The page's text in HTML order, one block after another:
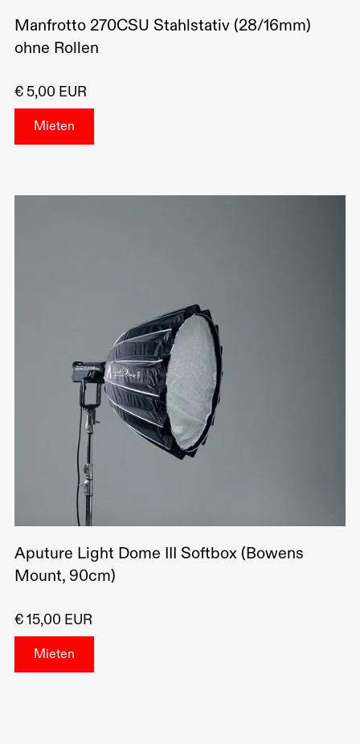
Manfrotto 270CSU Stahlstativ (28/16mm)
ohne Rollen
€ 5,00 EUR
Aputure Light Dome III Softbox (Bowens
Mount, 90cm)
€ 15,00 EUR